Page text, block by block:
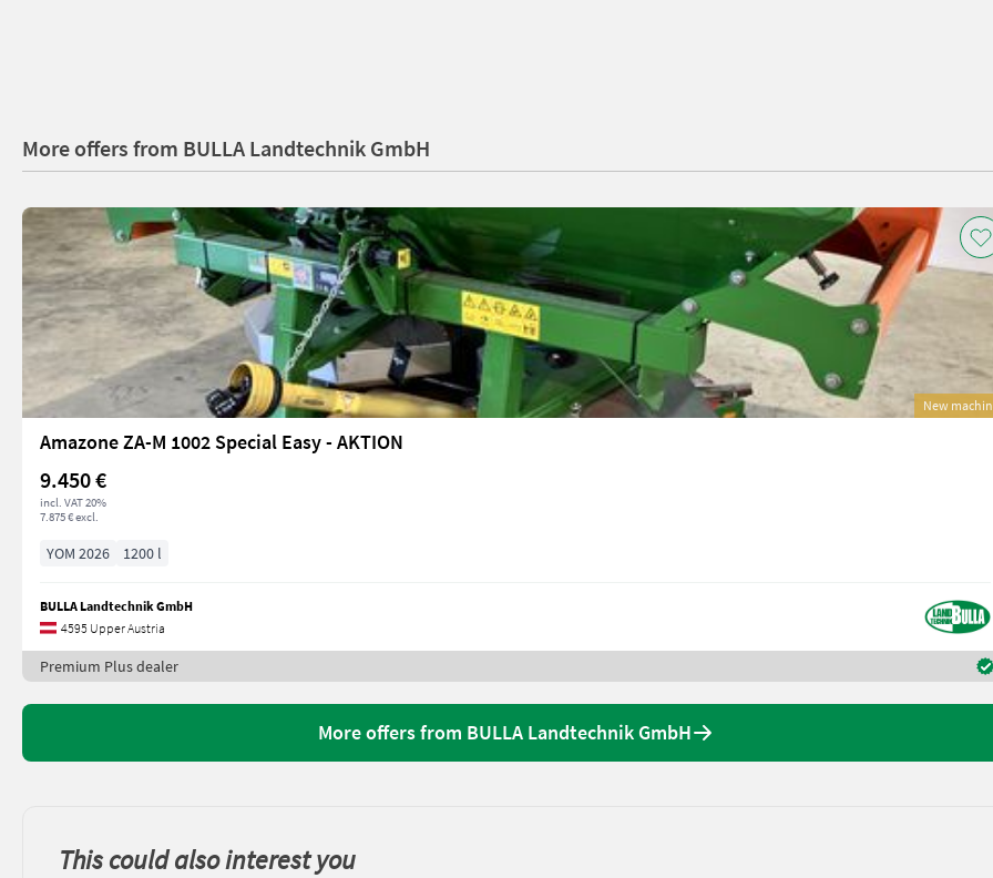
More offers from BULLA Landtechnik GmbH
New
Amazone ZA-M 1002 Special Easy - AKTION
9.450 €
incl. VAT 20%
7.875 € excl.
YOM 2026 1200 l
BULLA Landtechnik GmbH
4595 Upper Austria
Premium Plus dealer
More offers from BULLA Landtechnik GmbH
This could also interest you